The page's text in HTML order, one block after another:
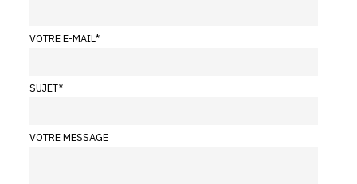
VOTRE E-MAIL*
SUJET*
VOTRE MESSAGE